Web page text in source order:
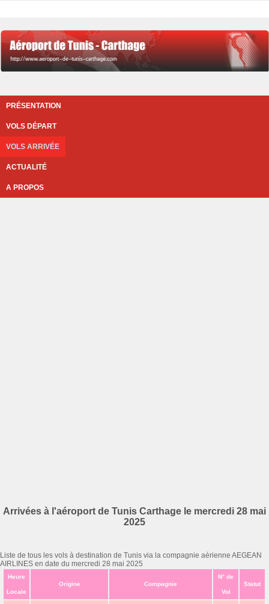
PRÉSENTATION
VOLS DÉPART
VOLS ARRIVÉE
ACTUALITÉ
A PROPOS
Arrivées à l'aéroport de Tunis Carthage le mercredi 28 mai
2025
Liste de tous les vols à destination de Tunis via la compagnie aérienne AEGEAN
AIRLINES en date du mercredi 28 mai 2025
Heure
Locale
Origine Compagnie
N° de
Vol
Statut